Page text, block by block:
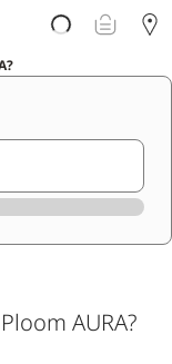
AURA?